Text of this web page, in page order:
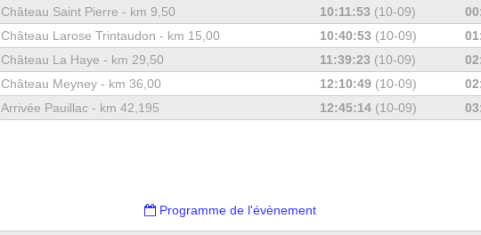
Château Saint Pierre - km 9,50 10:11:53 (10-09)
Château Larose Trintaudon - km 15,00 10:40:53 (10-09)
Château La Haye - km 29,50 11:39:23 (10-09)
Château Meyney - km 36,00 12:10:49(10-09)
Arrivée Pauillac - km 42,195 12:45:14(10-09)
Programme de l'évènement